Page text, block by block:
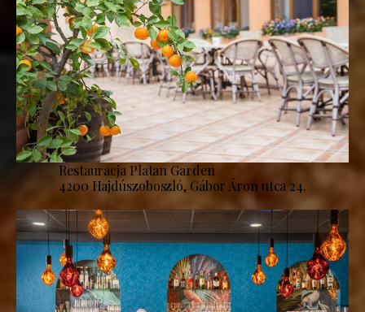
Restauracja Platan Garden
4200 Hajdúszoboszló, Gábor Áron utca 24.